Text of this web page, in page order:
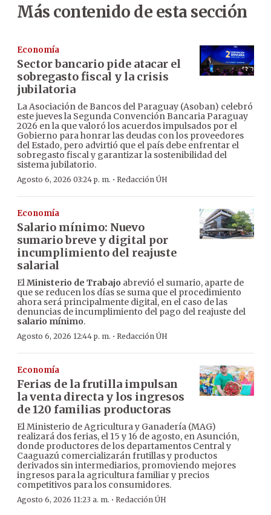
Más contenido de esta sección
Economía
Sector bancario pide atacar el
sobregasto fiscal y la crisis
jubilatoria
La Asociación de Bancos del Paraguay (Asoban) celebró
este jueves la Segunda Convención Bancaria Paraguay
2026 en la que valoró los acuerdos impulsados por el
Gobierno para honrar las deudas con los proveedores
del Estado, pero advirtió que el país debe enfrentar el
sobregasto fiscal y garantizar la sostenibilidad del
sistema jubilatorio.
Agosto 6, 2026 03:24 p. m. · Redacción ÚH
Economía
Salario mínimo: Nuevo
sumario breve y digital por
incumplimiento del reajuste
salarial
ElMinisterio de Trabajo abrevió el sumario, aparte de
que se reducen los días se suma que el procedimiento
ahora será principalmente digital, en el caso de las
denuncias de incumplimiento del pago del reajuste del
salario mínimo.
Agosto 6, 2026 12:44 p. m. · Redacción ÚH
Economía
Ferias de la frutilla impulsan
la venta directa y los ingresos
de 120 familias productoras
El Ministerio de Agricultura y Ganadería (MAG)
realizará dos ferias, el 15 y 16 de agosto, en Asunción,
donde productores de los departamentos Central y
Caaguazú comercializarán frutillas y productos
derivados sin intermediarios, promoviendo mejores
ingresos para la agricultura familiar y precios
competitivos para los consumidores.
Agosto 6, 2026 11:23 a. m. · Redacción ÚH